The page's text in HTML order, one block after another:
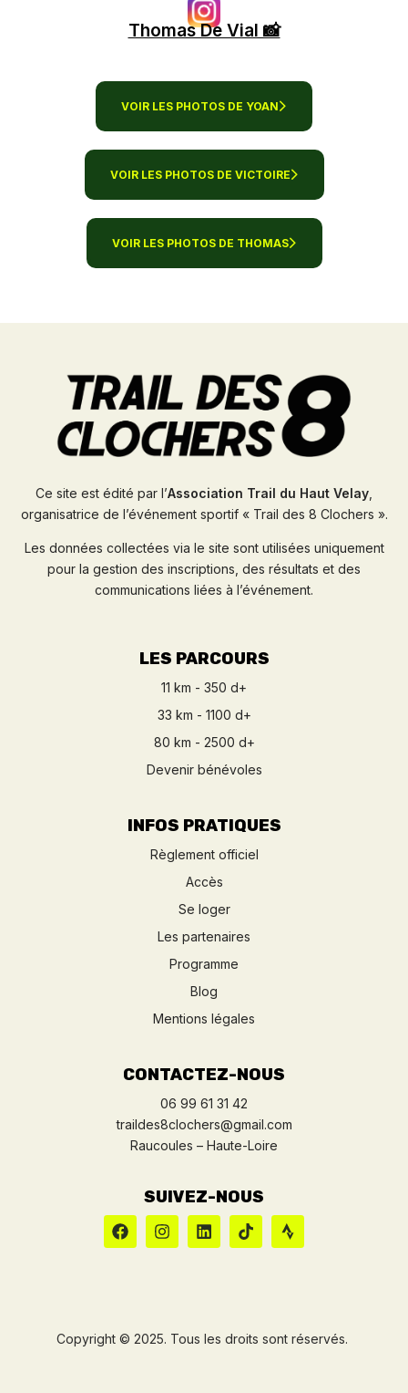
Thomas De Vial 📸
VOIR LES PHOTOS DE YOAN
VOIR LES PHOTOS DE VICTOIRE
VOIR LES PHOTOS DE THOMAS
Ce site est édité par l’Association Trail du Haut Velay
organisatrice de l’événement sportif « Trail des 8 Clochers ».
Les données collectées via le site sont utilisées uniquement
pour la gestion des inscriptions, des résultats et des
communications liées à l’événement.
LES PARCOURS
11 km - 350 d+
33 km - 1100 d+
80 km - 2500 d+
Devenir bénévoles
INFOS PRATIQUES
Règlement officiel
Accès
Se loger
Les partenaires
Programme
Blog
Mentions légales
CONTACTEZ-NOUS
06 99 61 31 42
traildes8clochers@gmail.com
Raucoules – Haute-Loire
SUIVEZ-NOUS
Copyright © 2025. Tous les droits sont réservés.